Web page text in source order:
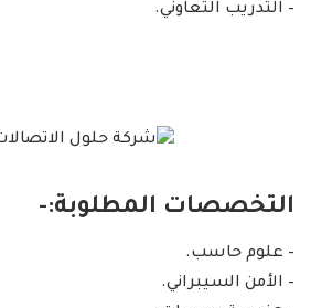
– التدريب التعاوني.
التخصصات المطلوبة:-
– علوم حاسب.
– الأمن السيبراني.